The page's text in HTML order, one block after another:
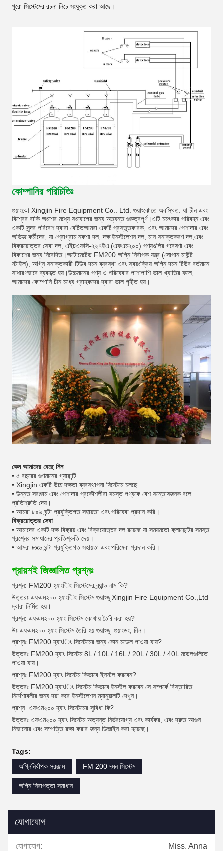
পুরো সিস্টেমের রচনা নিচে সংযুক্ত করা আছে।
কোম্পানির পরিচিতিঃ
গুয়াংঝো Xingjin Fire Equipment Co., Ltd. গুয়াংঝোতে অবস্থিত, যা চীন এবং
বিশ্বের বাকি অংশের মধ্যে সংযোগের জন্য অত্যন্ত গুরুত্বপূর্ণ।এটি চমৎকার পরিবহন এবং
একটি সুন্দর পরিবেশ দ্বারা বেষ্টিতআমরা একটি প্রস্তুতকারক, এবং আমাদের পেশাদার এবং
অভিজ্ঞ কর্মীদের, যা প্রোগ্রাম নকশা দল, দক্ষ ইনস্টলেশন দল, মান সনাক্তকরণ দল,এবং
বিক্রয়োত্তর সেবা দল, এইচএফসি-২২৭ইএ (এফএম২০০) পণ্যগুলির গবেষণা এবং
বিকাশের জন্য নিবেদিত।অটোমেটেড FM200 অগ্নি নির্বাপক যন্ত্র (সোপান মাউন্ট
স্টাইল), অগ্নি সনাক্তকারী টিউব দমন ব্যবস্থা এবং স্বয়ংক্রিয় অগ্নি দমন টিউব বর্তমানে
সাধারণভাবে ব্যবহৃত হয়।উচ্চমানের পণ্য ও পরিষেবার পাশাপাশি ভাল খ্যাতির ফলে,
আমাদের কোম্পানি চীন মধ্যে গ্রাহকদের দ্বারা ভাল গৃহীত হয়।
কেন আমাদের বেছে নিন
• ৫ বছরের গুণমানের গ্যারান্টি
• Xingjin একটি উচ্চ দক্ষতা ব্যবস্থাপনা সিস্টেমে চলছে
• উন্নত সরঞ্জাম এবং পেশাদার প্রকৌশলীরা সমস্ত পণ্যকে বেশ সন্তোষজনক বলে
প্রতিশ্রুতি দেয়।
• আমরা ৮x৬ ঘন্টা প্রযুক্তিগত সহায়তা এবং পরিষেবা প্রদান করি।
বিক্রয়োত্তর সেবা
• আমাদের একটি দক্ষ বিক্রয় এবং বিক্রয়োত্তর দল রয়েছে যা সময়মতো ক্লায়েন্টের সমস্ত
প্রশ্নের সমাধানের প্রতিশ্রুতি দেয়।
• আমরা ৮x৬ ঘন্টা প্রযুক্তিগত সহায়তা এবং পরিষেবা প্রদান করি।
প্রায়শই জিজ্ঞাসিত প্রশ্নঃ
প্রশ্ন: FM200 হ্যাংিং সিস্টেমের ব্র্যান্ড নাম কি?
উত্তরঃ এফএম২০০ হ্যাংিং সিস্টেম গুয়াংজু Xingjin Fire Equipment Co.,Ltd
দ্বারা নির্মিত হয়।
প্রশ্ন: এফএম২০০ হ্যাং সিস্টেম কোথায় তৈরি করা হয়?
উঃ এফএম২০০ হ্যাং সিস্টেম তৈরি হয় গুয়াংজু, গুয়াংডং, চীন।
প্রশ্নঃ FM200 হ্যাংিং সিস্টেমের জন্য কোন মডেল পাওয়া যায়?
উত্তরঃ FM200 হ্যাং সিস্টেম 8L / 10L / 16L / 20L / 30L / 40L মডেলগুলিতে
পাওয়া যায়।
প্রশ্নঃ FM200 হ্যাং সিস্টেম কিভাবে ইনস্টল করবেন?
উত্তরঃ FM200 হ্যাংিং সিস্টেম কিভাবে ইনস্টল করবেন সে সম্পর্কে বিস্তারিত
নির্দেশাবলীর জন্য দয়া করে ইনস্টলেশন ম্যানুয়ালটি দেখুন।
প্রশ্ন: এফএম২০০ হ্যাং সিস্টেমের সুবিধা কি?
উত্তরঃ এফএম২০০ হ্যাং সিস্টেম অত্যন্ত নির্ভরযোগ্য এবং কার্যকর, এবং দ্রুত আগুন
নিভানোর এবং সম্পত্তি রক্ষা করার জন্য ডিজাইন করা হয়েছে।
Tags:
অগ্নিনির্বাপক সরঞ্জাম
FM 200 দমন সিস্টেম
অগ্নি নিরাপত্তা সমাধান
যোগাযোগ
যোগাযোগ: Miss. Anna